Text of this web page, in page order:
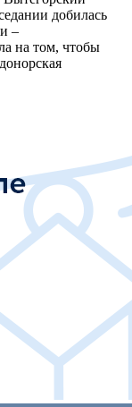
добилась
–
на том, чтобы